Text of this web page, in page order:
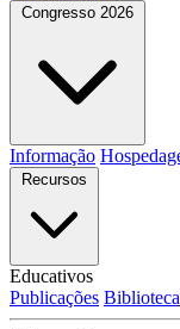
Congresso 2026
Informação
Recursos
Educativos
Publicações Biblioteca